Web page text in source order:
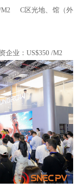
C区光地、馆（外
：US$350 /M2